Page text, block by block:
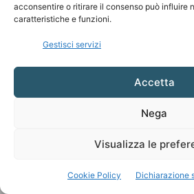
acconsentire o ritirare il consenso può influire
caratteristiche e funzioni.
Gestisci servizi
Accetta
Nega
Visualizza le
Cookie Policy Dichiarazione